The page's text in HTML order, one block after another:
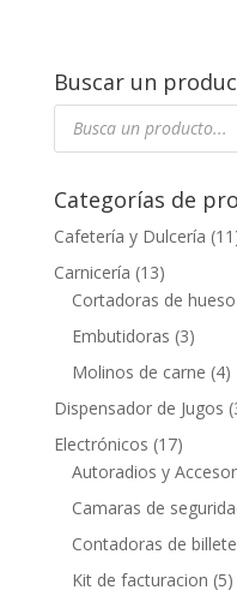
Buscar un
Búsqueda
Categorías de
Cafetería y Dulcería
Carnicería (13)
Cortadoras de
Embutidoras (3)
Molinos de carne (4)
Dispensador de Jugos
Electrónicos (17)
Autoradios y
Camaras de
Contadoras de
Kit de facturacion (5)